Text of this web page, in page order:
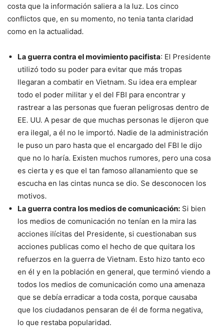
costa que la información saliera a la luz. Los cinco
conflictos que, en su momento, no tenia tanta claridad
como en la actualidad.
La guerra contra el movimiento pacifista: El Presidente
utilizó todo su poder para evitar que más tropas
llegaran a combatir en Vietnam. Su idea era emplear
todo el poder militar y el del FBI para encontrar y
rastrear a las personas que fueran peligrosas dentro de
EE. UU. A pesar de que muchas personas le dijeron que
era ilegal, a él no le importó. Nadie de la administración
le puso un paro hasta que el encargado del FBI le dijo
que no lo haría. Existen muchos rumores, pero una cosa
es cierta y es que el tan famoso allanamiento que se
escucha en las cintas nunca se dio. Se desconocen los
motivos.
La guerra contra los medios de comunicación: Si bien
los medios de comunicación no tenían en la mira las
acciones ilícitas del Presidente, si cuestionaban sus
acciones publicas como el hecho de que quitara los
refuerzos en la guerra de Vietnam. Esto hizo tanto eco
en él y en la población en general, que terminó viendo a
todos los medios de comunicación como una amenaza
que se debía erradicar a toda costa, porque causaba
que los ciudadanos pensaran de él de forma negativa,
lo que restaba popularidad.